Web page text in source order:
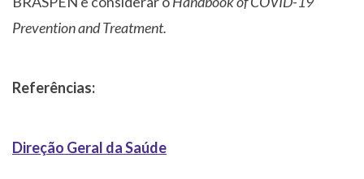
Prevention and Treatment.
Referências:
Direção Geral da Saúde